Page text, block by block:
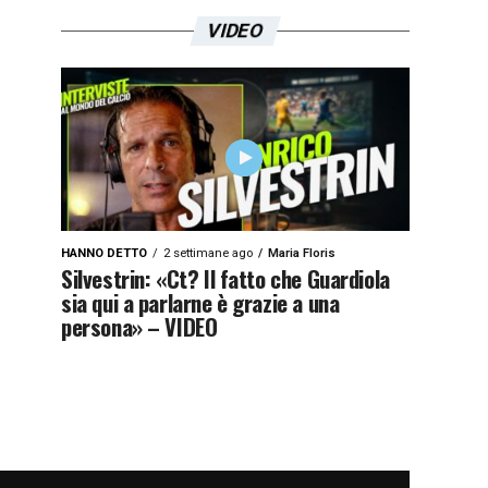
VIDEO
HANNO DETTO 2 settimane ago Maria Floris
Silvestrin: «Ct? Il fatto che Guardiola
sia qui a parlarne è grazie a una
persona» – VIDEO